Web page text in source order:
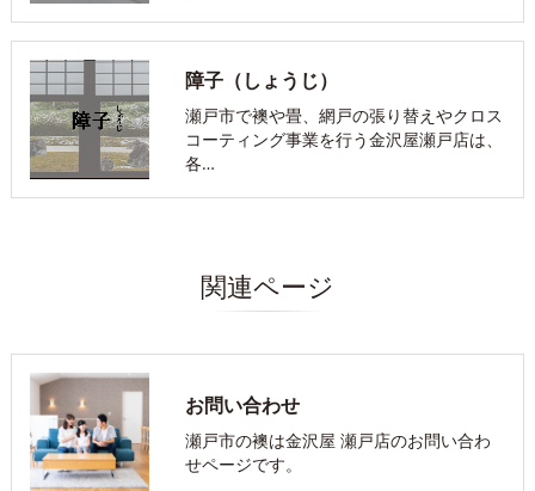
障子（しょうじ）
瀬戸市で襖や畳、網戸の張り替えやクロス
コーティング事業を行う金沢屋瀬戸店は、
各…
関連ページ
お問い合わせ
瀬戸市の襖は金沢屋 瀬戸店のお問い合わ
せページです。